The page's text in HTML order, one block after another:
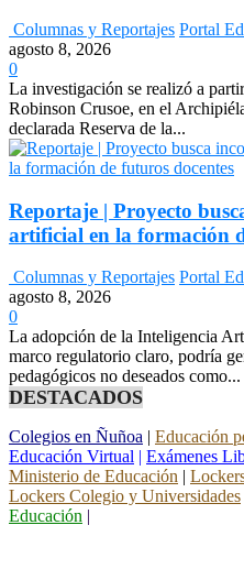
Columnas y Reportajes Portal
agosto 8, 2026
0
La investigación se realizó a
Robinson Crusoe, en el
declarada Reserva de la...
Reportaje | Proyecto
artificial en la formación
Columnas y Reportajes Portal
agosto 8, 2026
0
La adopción de la Inteligencia
marco regulatorio claro, podría
pedagógicos no deseados como...
DESTACADOS
Colegios en Ñuñoa | Educación
Educación Virtual | Exámenes
Ministerio de Educación |
Lockers Colegio y Universidades
Educación |